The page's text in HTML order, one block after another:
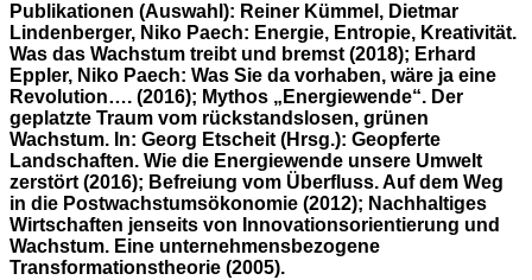
Publikationen (Auswahl): Reiner Kümmel, Dietmar
Lindenberger, Niko Paech: Energie, Entropie, Kreativität.
Was das Wachstum treibt und bremst (2018); Erhard
Eppler, Niko Paech: Was Sie da vorhaben, wäre ja eine
Revolution…. (2016); Mythos „Energiewende“. Der
geplatzte Traum vom rückstandslosen, grünen
Wachstum. In: Georg Etscheit (Hrsg.): Geopferte
Landschaften. Wie die Energiewende unsere Umwelt
zerstört (2016); Befreiung vom Überfluss. Auf dem Weg
in die Postwachstumsökonomie (2012); Nachhaltiges
Wirtschaften jenseits von Innovationsorientierung und
Wachstum. Eine unternehmensbezogene
Transformationstheorie (2005).